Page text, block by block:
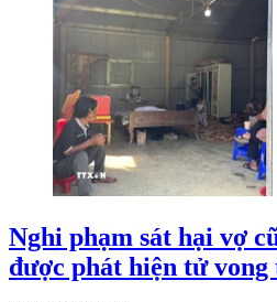
Nghi phạm sát hại vợ
được phát hiện tử